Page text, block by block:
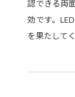
認できる両
効です。
を果たしてく